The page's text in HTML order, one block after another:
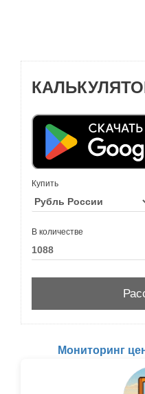
Купить
В количестве
Мониторинг